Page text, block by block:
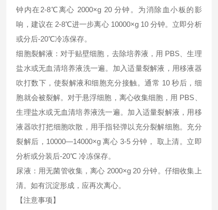
钟内在2-8℃离心 2000×g 20 分钟。为消除血小板的影
响，建议在 2-8℃进一步离心 10000×g 10 分钟。立即分析
或分后-20℃冷冻保存。
细胞裂解液：对于贴壁细胞，去除培养液，用 PBS、生理
盐水或无血清培养液洗一遍。加入适量裂解液，用移液器
吹打数下，使裂解液和细胞充分接触。通常 10 秒后，细
胞就会被裂解。对于悬浮细胞，离心收集细胞，用 PBS、
生理盐水或无血清培养液洗一遍。加入适量裂解液，用移
液器吹打把细胞吹散，用手指轻弹以充分裂解细胞。充分
裂解后，10000—14000×g 离心 3-5 分钟， 取上清。立即
分析或分装后-20℃ 冷冻保存。
尿液：用无菌管收集，离心 2000×g 20 分钟。仔细收集上
清。如有沉淀形成，应再次离心。
【注意事项】